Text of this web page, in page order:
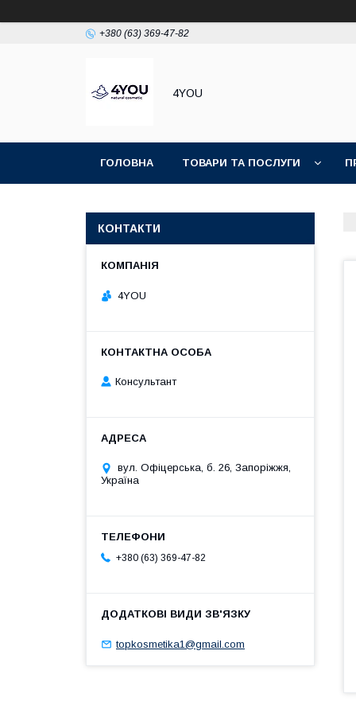
+380 (63) 369-47-82
4YOU
ГОЛОВНА ТОВАРИ ТА ПОСЛУГИ
КОНТАКТИ
4YOU
Консультант
вул. Офіцерська, б. 26, Запоріжжя,
Україна
+380 (63) 369-47-82
topkosmetika1@gmail.com